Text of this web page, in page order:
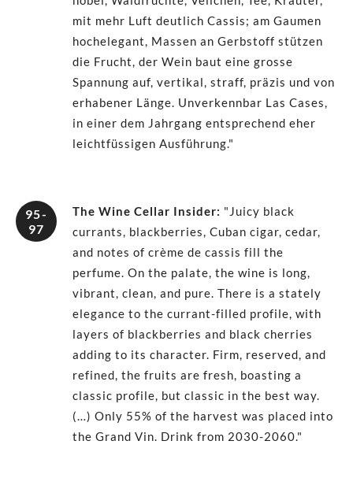
mit mehr Luft deutlich Cassis; am Gaumen
hochelegant, Massen an Gerbstoff stützen
die Frucht, der Wein baut eine grosse
Spannung auf, vertikal, straff, präzis und von
erhabener Länge. Unverkennbar Las Cases,
in einer dem Jahrgang entsprechend eher
leichtfüssigen Ausführung."
95-
97
The Wine Cellar Insider: "Juicy black
currants, blackberries, Cuban cigar, cedar,
and notes of crème de cassis fill the
perfume. On the palate, the wine is long,
vibrant, clean, and pure. There is a stately
elegance to the currant-filled profile, with
layers of blackberries and black cherries
adding to its character. Firm, reserved, and
refined, the fruits are fresh, boasting a
classic profile, but classic in the best way.
(…) Only 55% of the harvest was placed into
the Grand Vin. Drink from 2030-2060."